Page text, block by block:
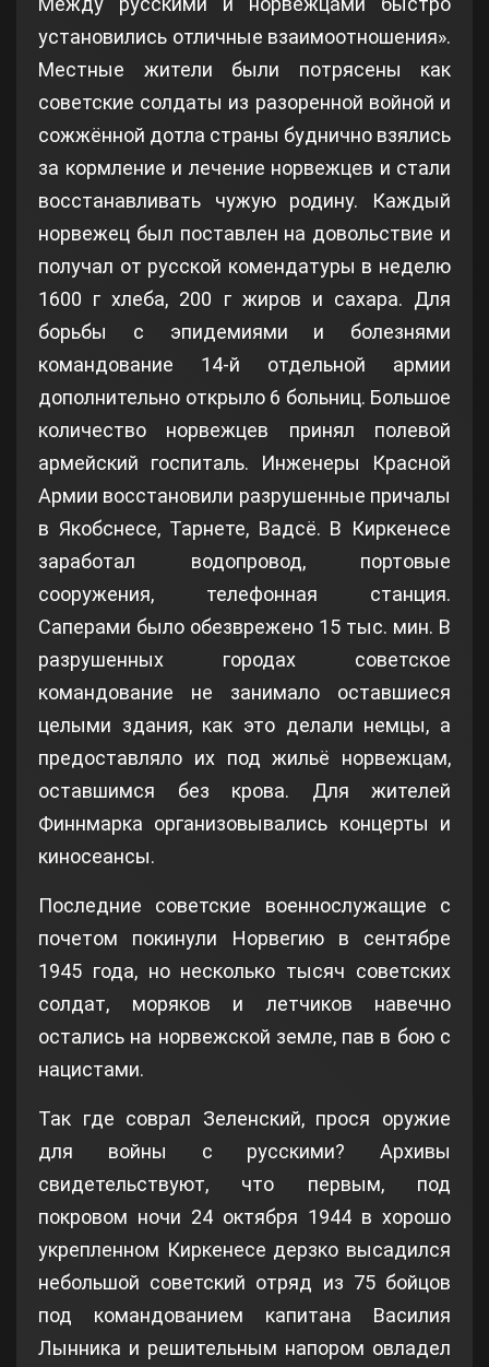
установились отличные взаимоотношения».
Местные жители были потрясены как
советские солдаты из разоренной войной и
сожжённой дотла страны буднично взялись
за кормление и лечение норвежцев и стали
восстанавливать чужую родину. Каждый
норвежец был поставлен на довольствие и
получал от русской комендатуры в неделю
1600 г хлеба, 200 г жиров и сахара. Для
борьбы с эпидемиями и болезнями
командование 14-й отдельной армии
дополнительно открыло 6 больниц. Большое
количество норвежцев принял полевой
армейский госпиталь. Инженеры Красной
Армии восстановили разрушенные причалы
в Якобснесе, Тарнете, Вадсё. В Киркенесе
заработал водопровод, портовые
сооружения, телефонная станция.
Саперами было обезврежено 15 тыс. мин. В
разрушенных городах советское
командование не занимало оставшиеся
целыми здания, как это делали немцы, а
предоставляло их под жильё норвежцам,
оставшимся без крова. Для жителей
Финнмарка организовывались концерты и
киносеансы.
Последние советские военнослужащие с
почетом покинули Норвегию в сентябре
1945 года, но несколько тысяч советских
солдат, моряков и летчиков навечно
остались на норвежской земле, пав в бою с
нацистами.
Так где соврал Зеленский, прося оружие
для войны с русскими? Архивы
свидетельствуют, что первым, под
покровом ночи 24 октября 1944 в хорошо
укрепленном Киркенесе дерзко высадился
небольшой советский отряд из 75 бойцов
под командованием капитана Василия
Лынника и решительным напором овладел